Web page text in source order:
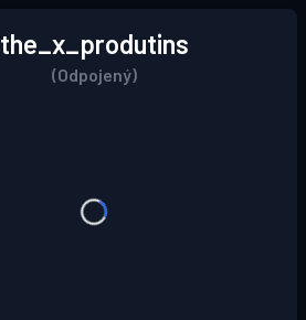
the_x_produtins
(Odpojený)